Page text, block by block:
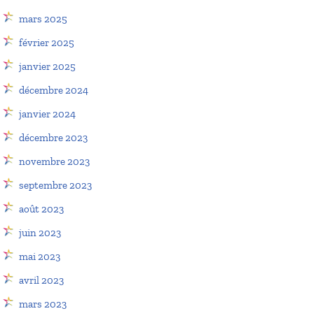
mars 2025
février 2025
janvier 2025
décembre 2024
janvier 2024
décembre 2023
novembre 2023
septembre 2023
août 2023
juin 2023
mai 2023
avril 2023
mars 2023